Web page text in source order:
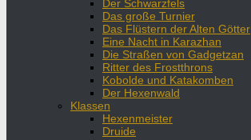
Der Schwarzfels
Das große Turnier
Das Flüstern der Alten Götter
Eine Nacht in Karazhan
Die Straßen von Gadgetzan
Ritter des Frostthrons
Kobolde und Katakomben
Der Hexenwald
Klassen
Hexenmeister
Druide